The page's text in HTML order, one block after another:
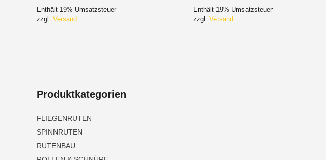
bis
Enthält 19% Umsatzsteuer
zzgl. Versand
bis
Enthält 19% Umsatzsteuer
zzgl. Versand
Produktkategorien
FLIEGENRUTEN
SPINNRUTEN
RUTENBAU